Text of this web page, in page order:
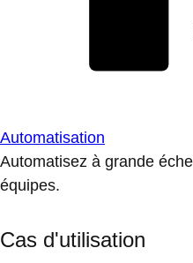
Automatisation
Automatisez à grande
équipes.
Cas d'utilisation